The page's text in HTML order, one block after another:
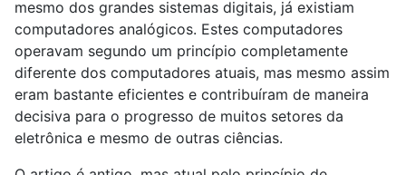
mesmo dos grandes sistemas digitais, já existiam
computadores analógicos. Estes computadores
operavam segundo um princípio completamente
diferente dos computadores atuais, mas mesmo assim
eram bastante eficientes e contribuíram de maneira
decisiva para o progresso de muitos setores da
eletrônica e mesmo de outras ciências.